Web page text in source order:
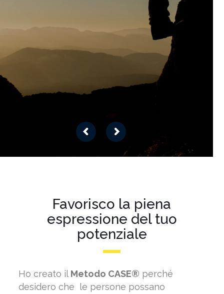
Favorisco la piena
espressione del tuo
potenziale
Ho creato il Metodo CASE® perché
desidero che le persone possano